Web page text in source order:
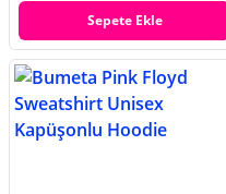
Sepete Ekle